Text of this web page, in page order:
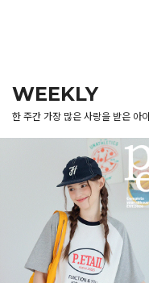
WEEKLY
한 주간 가장 많은 사랑을 받은 아